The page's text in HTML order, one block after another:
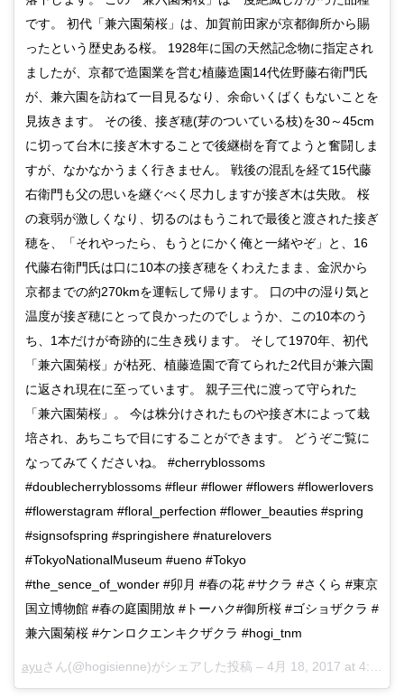
です。 初代「兼六園菊桜」は、加賀前田家が京都御所から賜
ったという歴史ある桜。 1928年に国の天然記念物に指定され
ましたが、京都で造園業を営む植藤造園14代佐野藤右衛門氏
が、兼六園を訪ねて一目見るなり、余命いくばくもないことを
見抜きます。 その後、接ぎ穂(芽のついている枝)を30～45cm
に切って台木に接ぎ木することで後継樹を育てようと奮闘しま
すが、なかなかうまく行きません。 戦後の混乱を経て15代藤
右衛門も父の思いを継ぐべく尽力しますが接ぎ木は失敗。 桜
の衰弱が激しくなり、切るのはもうこれで最後と渡された接ぎ
穂を、「それやったら、もうとにかく俺と一緒やぞ」と、16
代藤右衛門氏は口に10本の接ぎ穂をくわえたまま、金沢から
京都までの約270kmを運転して帰ります。 口の中の湿り気と
温度が接ぎ穂にとって良かったのでしょうか、この10本のう
ち、1本だけが奇跡的に生き残ります。 そして1970年、初代
「兼六園菊桜」が枯死、植藤造園で育てられた2代目が兼六園
に返され現在に至っています。 親子三代に渡って守られた
「兼六園菊桜」。 今は株分けされたものや接ぎ木によって栽
培され、あちこちで目にすることができます。 どうぞご覧に
なってみてくださいね。 #cherryblossoms
#doublecherryblossoms #fleur #flower #flowers #flowerlovers
#flowerstagram #floral_perfection #flower_beauties #spring
#signsofspring #springishere #naturelovers
#TokyoNationalMuseum #ueno #Tokyo
#the_sence_of_wonder #卯月 #春の花 #サクラ #さくら #東京
国立博物館 #春の庭園開放 #トーハク#御所桜 #ゴショザクラ #
兼六園菊桜 #ケンロクエンキクザクラ #hogi_tnm
ayuさん(@hogisienne)がシェアした投稿 – 4月 18, 2017 at 4:48午後 PDT